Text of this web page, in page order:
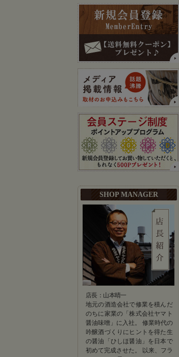
SHOP MANAGER
店長：山本晴一
地元の酒造会社で修業を積んだ
のちに家業の「株式会社ヤマト
醤油味噌」に入社。 修業時代の
吟醸酒づくりにヒントを得た生
の醤油「ひしほ醤油」を日本で
初めて完成させた。 以来、フラ